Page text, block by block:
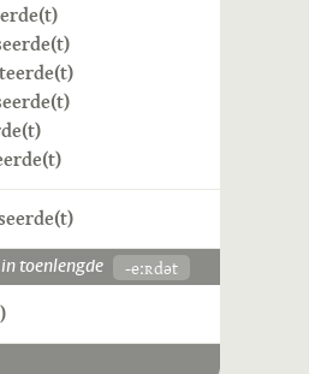
toenlengde -eːʀdət